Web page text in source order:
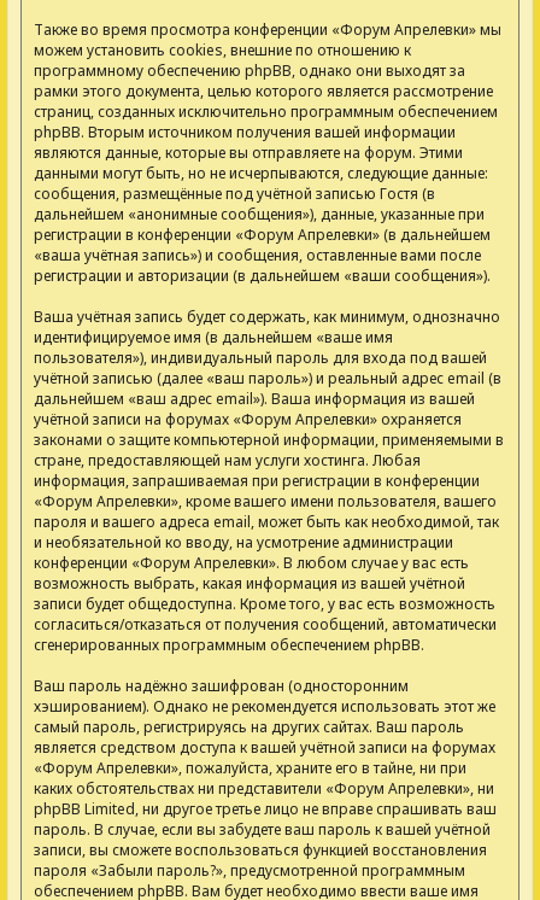
Также во время просмотра конференции «Форум Апрелевки» мы
можем установить cookies, внешние по отношению к
программному обеспечению phpBB, однако они выходят за
рамки этого документа, целью которого является рассмотрение
страниц, созданных исключительно программным обеспечением
phpBB. Вторым источником получения вашей информации
являются данные, которые вы отправляете на форум. Этими
данными могут быть, но не исчерпываются, следующие данные:
сообщения, размещённые под учётной записью Гостя (в
дальнейшем «анонимные сообщения»), данные, указанные при
регистрации в конференции «Форум Апрелевки» (в дальнейшем
«ваша учётная запись») и сообщения, оставленные вами после
регистрации и авторизации (в дальнейшем «ваши сообщения»).
Ваша учётная запись будет содержать, как минимум, однозначно
идентифицируемое имя (в дальнейшем «ваше имя
пользователя»), индивидуальный пароль для входа под вашей
учётной записью (далее «ваш пароль») и реальный адрес email (в
дальнейшем «ваш адрес email»). Ваша информация из вашей
учётной записи на форумах «Форум Апрелевки» охраняется
законами о защите компьютерной информации, применяемыми в
стране, предоставляющей нам услуги хостинга. Любая
информация, запрашиваемая при регистрации в конференции
«Форум Апрелевки», кроме вашего имени пользователя, вашего
пароля и вашего адреса email, может быть как необходимой, так
и необязательной ко вводу, на усмотрение администрации
конференции «Форум Апрелевки». В любом случае у вас есть
возможность выбрать, какая информация из вашей учётной
записи будет общедоступна. Кроме того, у вас есть возможность
согласиться/отказаться от получения сообщений, автоматически
сгенерированных программным обеспечением phpBB.
Ваш пароль надёжно зашифрован (односторонним
хэшированием). Однако не рекомендуется использовать этот же
самый пароль, регистрируясь на других сайтах. Ваш пароль
является средством доступа к вашей учётной записи на форумах
«Форум Апрелевки», пожалуйста, храните его в тайне, ни при
каких обстоятельствах ни представители «Форум Апрелевки», ни
phpBB Limited, ни другое третье лицо не вправе спрашивать ваш
пароль. В случае, если вы забудете ваш пароль к вашей учётной
записи, вы сможете воспользоваться функцией восстановления
пароля «Забыли пароль?», предусмотренной программным
обеспечением phpBB. Вам будет необходимо ввести ваше имя